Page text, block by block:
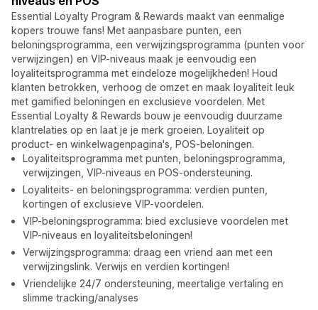
Essential Loyalty Program & Rewards maakt van eenmalige
kopers trouwe fans! Met aanpasbare punten, een
beloningsprogramma, een verwijzingsprogramma (punten voor
verwijzingen) en VIP-niveaus maak je eenvoudig een
loyaliteitsprogramma met eindeloze mogelijkheden! Houd
klanten betrokken, verhoog de omzet en maak loyaliteit leuk
met gamified beloningen en exclusieve voordelen. Met
Essential Loyalty & Rewards bouw je eenvoudig duurzame
klantrelaties op en laat je je merk groeien. Loyaliteit op
product- en winkelwagenpagina's, POS-beloningen.
Loyaliteitsprogramma met punten, beloningsprogramma,
verwijzingen, VIP-niveaus en POS-ondersteuning.
Loyaliteits- en beloningsprogramma: verdien punten,
kortingen of exclusieve VIP-voordelen.
VIP-beloningsprogramma: bied exclusieve voordelen met
VIP-niveaus en loyaliteitsbeloningen!
Verwijzingsprogramma: draag een vriend aan met een
verwijzingslink. Verwijs en verdien kortingen!
Vriendelijke 24/7 ondersteuning, meertalige vertaling en
slimme tracking/analyses